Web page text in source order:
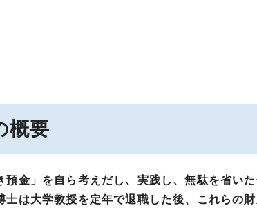
概要
預金」を自ら考えだし、実践し、無駄を省い
士は大学教授を定年で退職した後、これらの